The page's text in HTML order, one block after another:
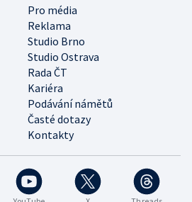
Pro média
Reklama
Studio Brno
Studio Ostrava
Rada ČT
Kariéra
Podávání námětů
Časté dotazy
Kontakty